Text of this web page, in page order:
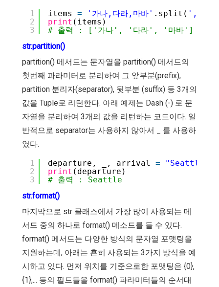
1
2
3
items = '가나,다라,마바' .split( ','
print (items)
# 출력 : ['가나', '다라', '마바']
str.partition()
partition() 메서드는 문자열을 partition() 메서드의
첫번째 파라미터로 분리하여 그 앞부분(prefix),
partition 분리자(separator), 뒷부분 (suffix) 등 3개의
값을 Tuple로 리턴한다. 아래 예제는 Dash (-) 로 문
자열을 분리하여 3개의 값을 리턴하는 코드이다. 일
반적으로 separator는 사용하지 않아서 _ 를 사용하
였다.
1
2
3
departure, _, arrival =
"Seattle-
print (departure)
# 출력 : Seattle
str.format()
마지막으로 str 클래스에서 가장 많이 사용되는 메
서드 중의 하나로 format() 메소드를 들 수 있다.
format() 메서드는 다양한 방식의 문자열 포맷팅을
지원하는데, 아래는 흔히 사용되는 3가지 방식을 예
시하고 있다. 먼저 위치를 기준으로한 포맷팅은 {0},
{1},... 등의 필드들을 format() 파라미터들의 순서대